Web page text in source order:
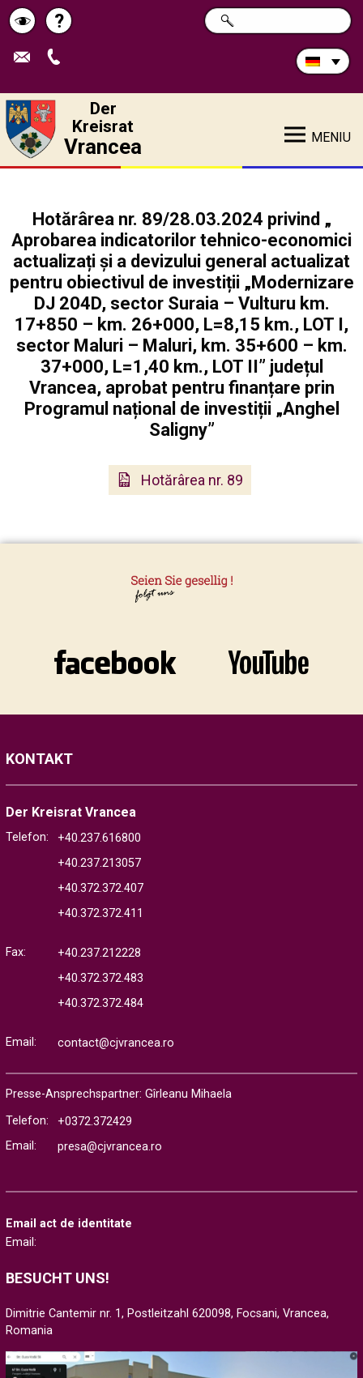
Schimbă
contrastul
Pagina
de
?
Durchsuchen
Sie
SUCHE
Der
Kreisrat
Vrancea MENIU
Hotărârea nr. 89/28.03.2024 privind „
Aprobarea indicatorilor tehnico-economici
actualizați și a devizului general actualizat
pentru obiectivul de investiții „Modernizare
DJ 204D, sector Suraia – Vulturu km.
17+850 – km. 26+000, L=8,15 km., LOT I,
sector Maluri – Maluri, km. 35+600 – km.
37+000, L=1,40 km., LOT II” județul
Vrancea, aprobat pentru finanțare prin
Programul național de investiții „Anghel
Saligny”
Hotărârea nr. 89
KONTAKT
Der Kreisrat Vrancea
Telefon:
+40.237.616800
+40.237.213057
+40.372.372.407
+40.372.372.411
Fax:
+40.237.212228
+40.372.372.483
+40.372.372.484
Email: contact@cjvrancea.ro
Presse-Ansprechspartner: Gîrleanu Mihaela
Telefon:
+0372.372429
Email:
presa@cjvrancea.ro
Email act de identitate
Email:
BESUCHT UNS!
Dimitrie Cantemir nr. 1, Postleitzahl 620098, Focsani, Vrancea,
Romania